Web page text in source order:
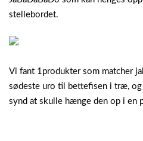
stellebordet.
Vi fant 1produkter som matcher
sødeste uro til bettefisen i træ,
synd at skulle hænge den op i en